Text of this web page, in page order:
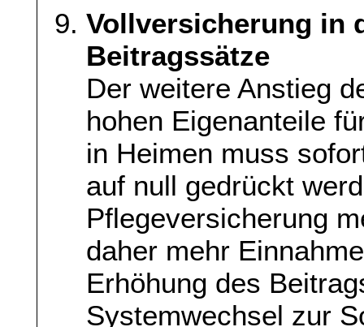
Vollversicherung in
Beitragssätze
Der weitere Anstieg
hohen Eigenanteile
in Heimen muss
auf null gedrückt
Pflegeversicherung
daher mehr
Erhöhung des
Systemwechsel zur